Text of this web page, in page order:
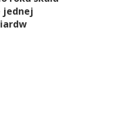
jednej